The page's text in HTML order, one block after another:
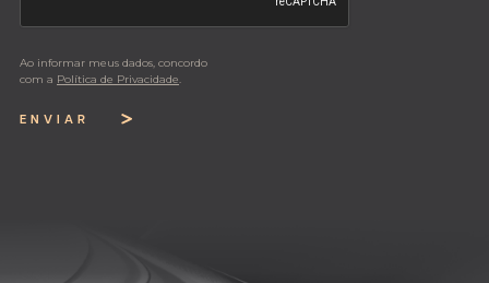
Ao informar meus dados, concordo
com a Política de Privacidade.
ENVIAR